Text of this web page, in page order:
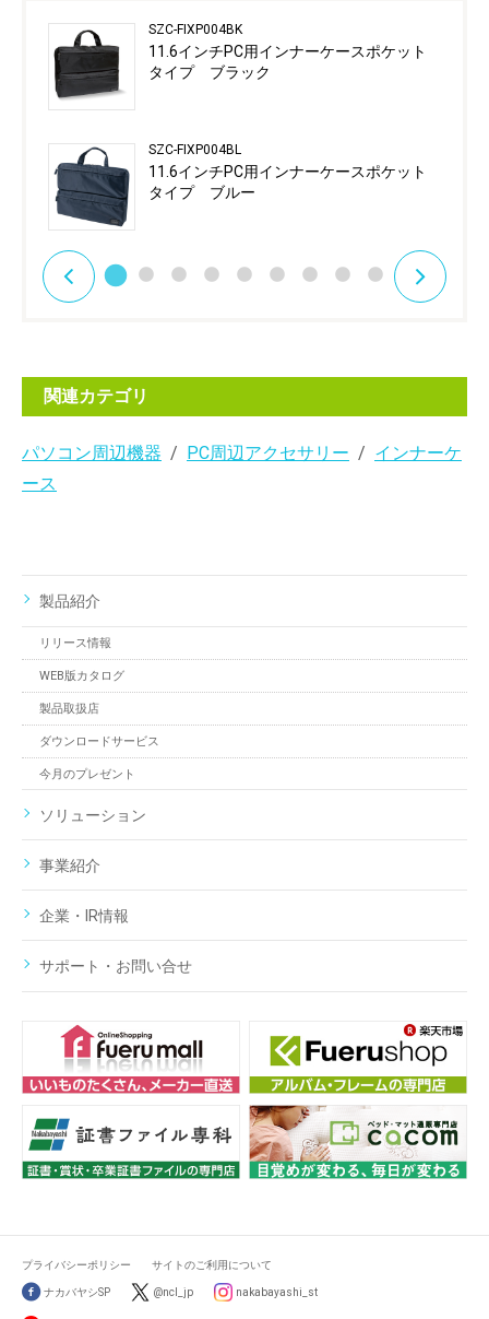
SZC-FIXP004BK
11.6インチPC用インナーケースポケット
タイプ ブラック
SZC-FIXP004BL
11.6インチPC用インナーケースポケット
タイプ ブルー
関連カテゴリ
パソコン周辺機器 PC周辺アクセサリー
インナーケ
ース
製品紹介
リリース情報
WEB版カタログ
製品取扱店
ダウンロードサービス
今月のプレゼント
ソリューション
事業紹介
企業・IR情報
サポート・お問い合せ
プライバシーポリシー サイトのご利用について
ナカバヤシSP @ncl_jp nakabayashi_st